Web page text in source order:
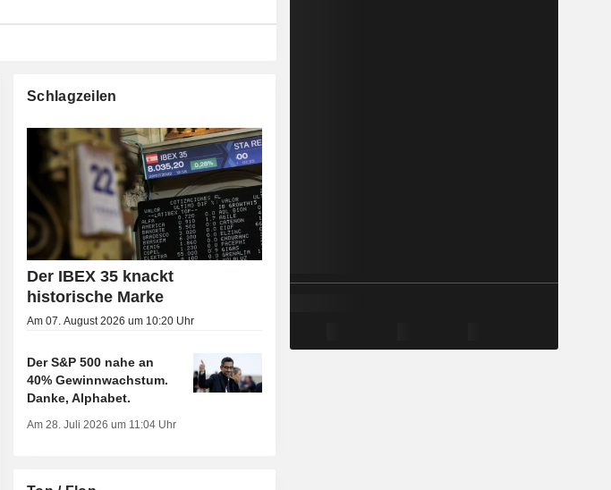
Schlagzeilen
Der IBEX 35 knackt
historische Marke
Am 07. August 2026 um 10:20 Uhr
Der S&P 500 nahe an
40% Gewinnwachstum.
Danke, Alphabet.
Am 28. Juli 2026 um 11:04 Uhr